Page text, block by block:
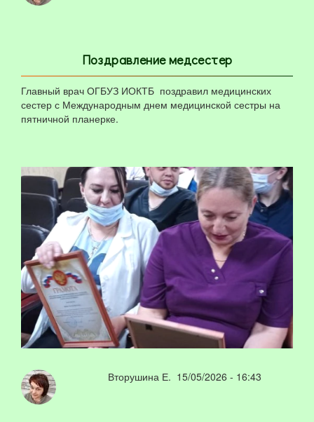
Поздравление медсестер
Главный врач ОГБУЗ ИОКТБ поздравил медицинских
сестер с Международным днем медицинской сестры на
пятничной планерке.
Вторушина Е. 15/05/2026 - 16:43